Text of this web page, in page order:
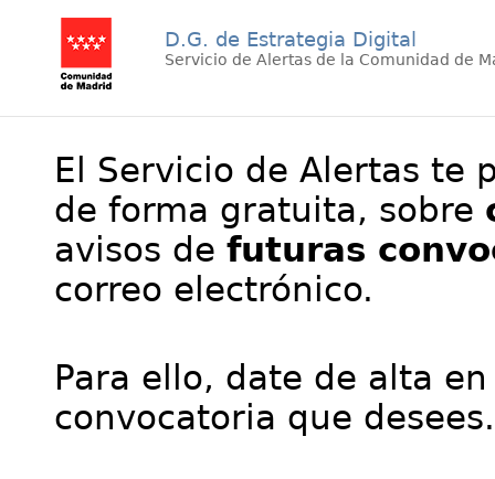
D.G. de Estrategia Digital
Servicio de Alertas de la Comunidad de
El Servicio de Alertas te
de forma gratuita, sobre
avisos de futuras
correo electrónico.
Para ello, date de alta
convocatoria que desees.